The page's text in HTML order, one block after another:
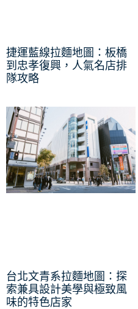
捷運藍線拉麵地圖：板橋
到忠孝復興，人氣名店排
隊攻略
台北文青系拉麵地圖：探
索兼具設計美學與極致風
味的特色店家